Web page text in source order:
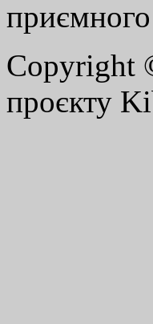
Copyright
проєкту